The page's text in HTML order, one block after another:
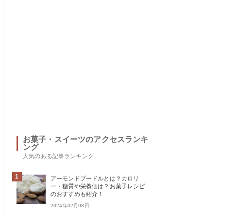
お菓子・スイーツのアクセスランキ
ング
人気のある記事ランキング
1
アーモンドプードルとは？カロリ
ー・糖質や栄養価は？お菓子レシピ
のおすすめも紹介！
2024年02月08日